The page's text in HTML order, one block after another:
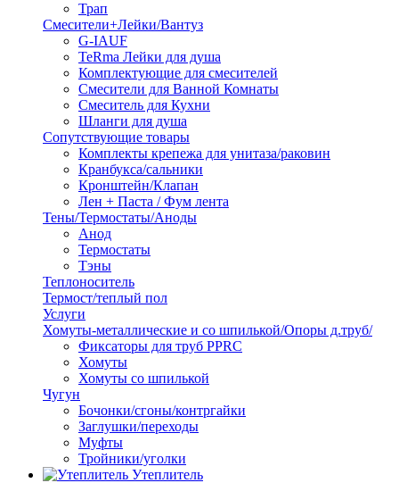
Трап
Смесители+Лейки/Вантуз
G-IAUF
TeRma Лейки для душа
Комплектующие для смесителей
Смесители для Ванной Комнаты
Смеситель для Кухни
Шланги для душа
Сопутствующие товары
Комплекты крепежа для унитаза/раковин
Кранбукса/сальники
Кронштейн/Клапан
Лен + Паста / Фум лента
Тены/Термостаты/Аноды
Анод
Термостаты
Тэны
Теплоноситель
Термост/теплый пол
Услуги
Хомуты-металлические и со шпилькой/Опоры д.труб/
Фиксаторы для труб PPRC
Хомуты
Хомуты со шпилькой
Чугун
Бочонки/сгоны/контргайки
Заглушки/переходы
Муфты
Тройники/уголки
Утеплитель